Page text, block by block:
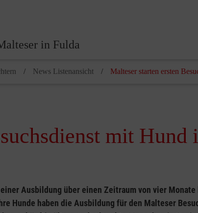
in Fulda
News Listenansicht Malteser starten ersten
mit Hund
einer Ausbildung über einen Zeitraum von vier
Hunde haben die Ausbildung für den Malteser